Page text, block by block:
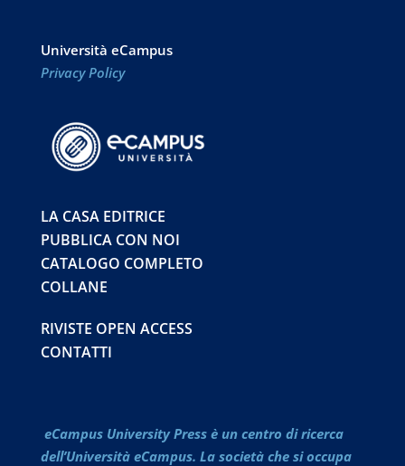
Università eCampus
Privacy Policy
LA CASA EDITRICE
PUBBLICA CON NOI
CATALOGO COMPLETO
COLLANE
RIVISTE OPEN ACCESS
CONTATTI
eCampus University Press è un centro di ricerca
dell’Università eCampus. La società che si occupa